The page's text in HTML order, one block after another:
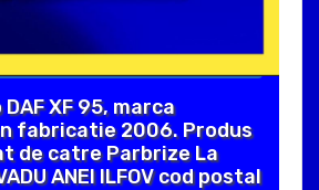
XF 95, marca
fabricatie 2006. Produs
de catre Parbrize La
ANEI ILFOV cod postal